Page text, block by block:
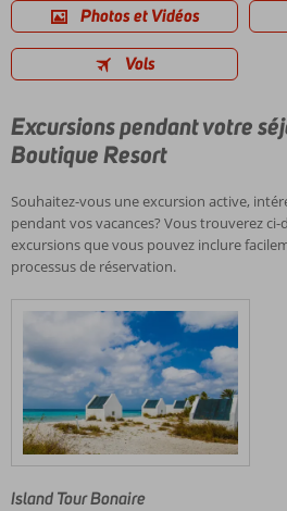
Photos et Vidéos
Vols
Excursions pendant votre
Boutique Resort
Souhaitez-vous une excursion active,
pendant vos vacances? Vous trouverez
excursions que vous pouvez inclure
processus de réservation.
Island Tour Bonaire